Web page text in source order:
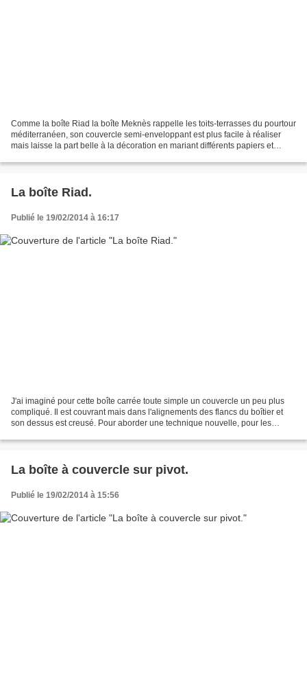
Comme la boîte Riad la boîte Meknès rappelle les toits-terrasses du pourtour
méditerranéen, son couvercle semi-enveloppant est plus facile à réaliser
mais laisse la part belle à la décoration en mariant différents papiers et
La boîte Riad.
Publié le 19/02/2014 à 16:17
J'ai imaginé pour cette boîte carrée toute simple un couvercle un peu plus
compliqué. Il est couvrant mais dans l'alignements des flancs du boîtier et
son dessus est creusé. Pour aborder une technique nouvelle, pour les
La boîte à couvercle sur pivot.
Publié le 19/02/2014 à 15:56